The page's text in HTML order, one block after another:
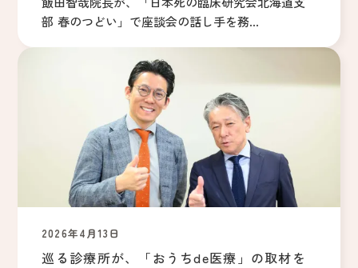
部 春のつどい」で座談会の話し手を務...
2026年4月13日
巡る診療所が、「おうちde医療」の取材を